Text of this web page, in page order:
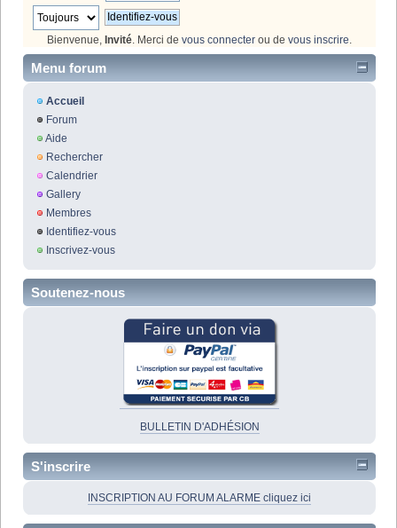
Bienvenue, Invité . Merci de vous connecter ou de vous inscrire
Menu forum
Accueil
Forum
Aide
Rechercher
Calendrier
Gallery
Membres
Identifiez-vous
Inscrivez-vous
Soutenez-nous
BULLETIN D'ADHÉSION
S'inscrire
INSCRIPTION AU FORUM ALARME cliquez ici